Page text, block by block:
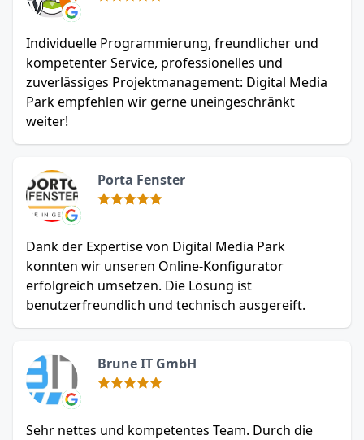
Individuelle Programmierung, freundlicher und
kompetenter Service, professionelles und
zuverlässiges Projektmanagement: Digital Media
Park empfehlen wir gerne uneingeschränkt
weiter!
Porta Fenster
Dank der Expertise von Digital Media Park
konnten wir unseren Online-Konfigurator
erfolgreich umsetzen. Die Lösung ist
benutzerfreundlich und technisch ausgereift.
Brune IT GmbH
Sehr nettes und kompetentes Team. Durch die